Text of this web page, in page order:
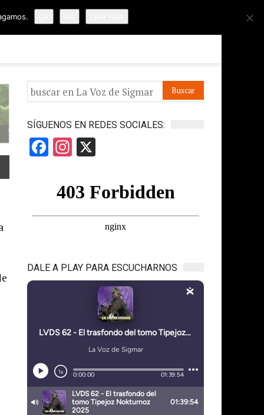
APÓYANOS IR A LA VOZ DE HORUS
SÍGUENOS EN REDES SOCIALES:
Facebook
Instagram
DALE A PLAY PARA ESCUCHARNOS